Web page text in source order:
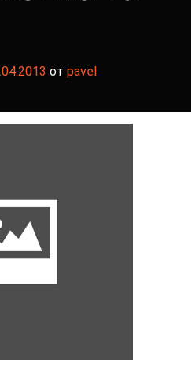
от pavel